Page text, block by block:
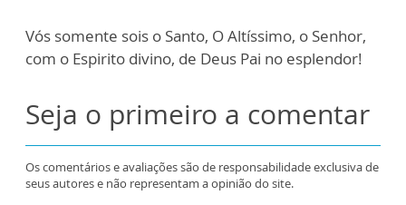
Vós somente sois o Santo, O Altíssimo, o Senhor,
com o Espirito divino, de Deus Pai no esplendor!
Seja o primeiro a comentar
Os comentários e avaliações são de responsabilidade exclusiva de
seus autores e não representam a opinião do site.